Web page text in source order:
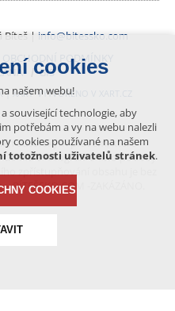
Bíteš | info@bitessko.com
OBCHODNÍ PODMÍNKY
GIS
VYTVOŘENO V XART.CZ
autorským právem, které
článků a fotografií z této podoby
-ZAKÁZÁNO.
cookies
našem webu!
související technologie, aby
potřebám a vy na webu nalezli
cookies používané na našem
totožnosti uživatelů stránek.
COOKIES